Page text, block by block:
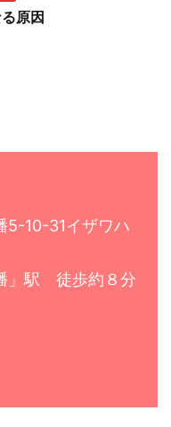
原因
5-10-31イザワハ
」駅 徒歩約８分